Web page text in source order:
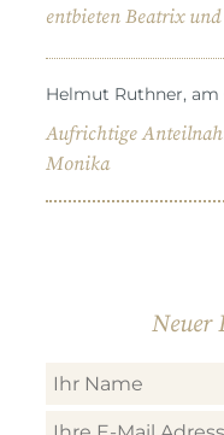
entbieten Beatrix
Helmut Ruthner, am
Aufrichtige
Monika
Neuer